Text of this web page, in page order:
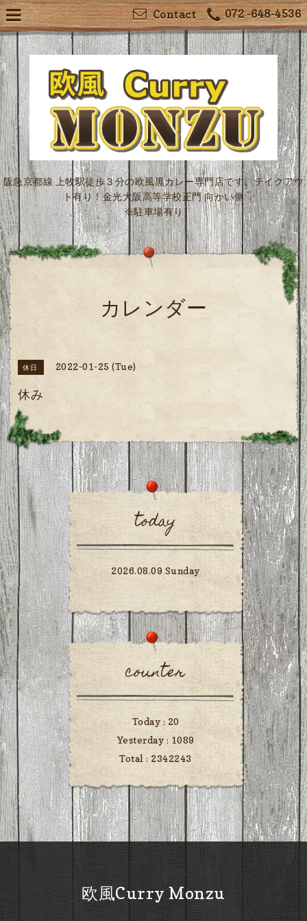
072 -648-4536
Contact
阪急京都線 上牧駅徒歩３分の欧風黒カレー専門店です。テイクアウ
ト有り！金光大阪高等学校正門 向かい側
※駐車場有り
カレンダー
休日 2022-01-25 (Tue)
休み
today
2026.08.09 Sunday
counter
Today : 20
Yesterday : 1089
Total : 2342243
欧風Curry Monzu